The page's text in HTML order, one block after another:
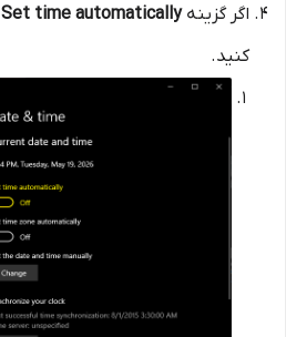
اگر گزینهSet time automatically
کنید.